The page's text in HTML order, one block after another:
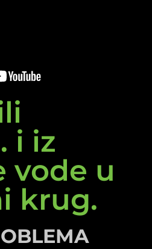
i iz
vode u
krug.